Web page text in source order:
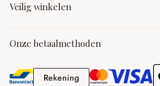
Veilig winkelen
Onze betaalmethoden
RekeningRekening